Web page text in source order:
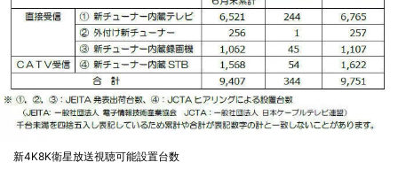
新4K8K衛星放送視聴可能設置台数